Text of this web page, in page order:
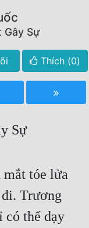
Gây Sự
Thích (0)
Sự
tóe lửa
Trương
có thể dạy